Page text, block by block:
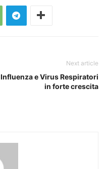
Next article
Influenza e Virus Respiratori
in forte crescita